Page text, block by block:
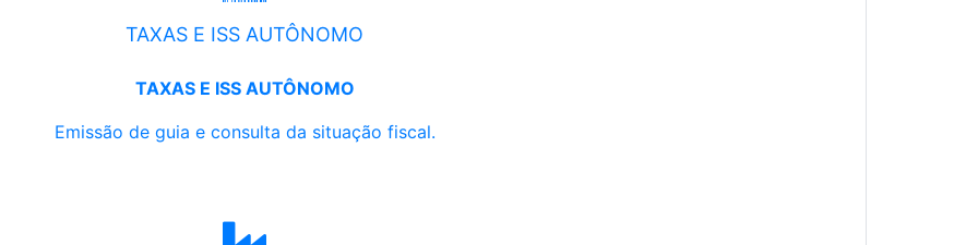
TAXAS E ISS AUTÔNOMO
TAXAS E ISS AUTÔNOMO
Emissão de guia e consulta da situação fiscal.